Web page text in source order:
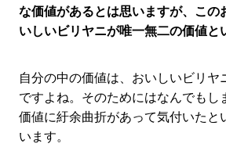
な価値があるとは思いますが、この
いしいビリヤニが唯一無二の価値と
自分の中の価値は、おいしいビリヤ
ですよね。そのためにはなんでもし
価値に紆余曲折があって気付いたと
います。